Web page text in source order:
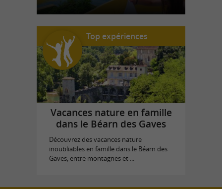
Top expériences
Vacances nature en famille
dans le Béarn des Gaves
Découvrez des vacances nature
inoubliables en famille dans le Béarn des
Gaves, entre montagnes et ...